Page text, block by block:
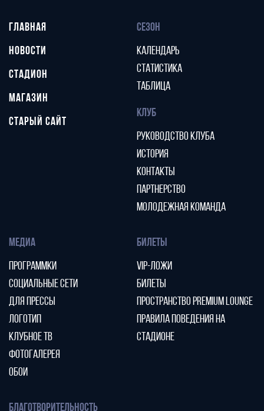
ГЛАВНАЯ
НОВОСТИ
СТАДИОН
МАГАЗИН
СТАРЫЙ САЙТ
СЕЗОН
КАЛЕНДАРЬ
СТАТИСТИКА
ТАБЛИЦА
КЛУБ
РУКОВОДСТВО КЛУБА
ИСТОРИЯ
КОНТАКТЫ
ПАРТНЕРСТВО
МОЛОДЕЖНАЯ КОМАНДА
МЕДИА
ПРОГРАММКИ
СОЦИАЛЬНЫЕ СЕТИ
ДЛЯ ПРЕССЫ
ЛОГОТИП
КЛУБНОЕ ТВ
ФОТОГАЛЕРЕЯ
ОБОИ
БИЛЕТЫ
VIP-ЛОЖИ
БИЛЕТЫ
ПРОСТРАНСТВО PREMIUM LOUNGE
ПРАВИЛА ПОВЕДЕНИЯ НА
СТАДИОНЕ
БЛАГОТВОРИТЕЛЬНОСТЬ